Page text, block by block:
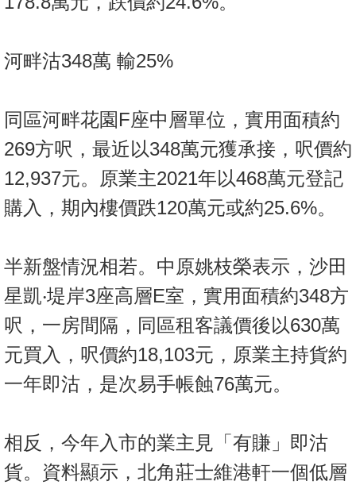
河畔沽348萬 輸25%
同區河畔花園F座中層單位，實用面積約
269方呎，最近以348萬元獲承接，呎價約
12,937元。原業主2021年以468萬元登記
購入，期內樓價跌120萬元或約25.6%。
半新盤情況相若。中原姚枝榮表示，沙田
星凱‧堤岸3座高層E室，實用面積約348方
呎，一房間隔，同區租客議價後以630萬
元買入，呎價約18,103元，原業主持貨約
一年即沽，是次易手帳蝕76萬元。
相反，今年入市的業主見「有賺」即沽
貨。資料顯示，北角莊士維港軒一個低層